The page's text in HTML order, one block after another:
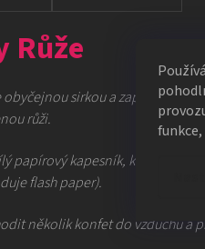
Růže
sirkou a zapálí s ní
růži.
papírový kapesník, který zapálí.
flash paper).
několik konfet do vzduchu